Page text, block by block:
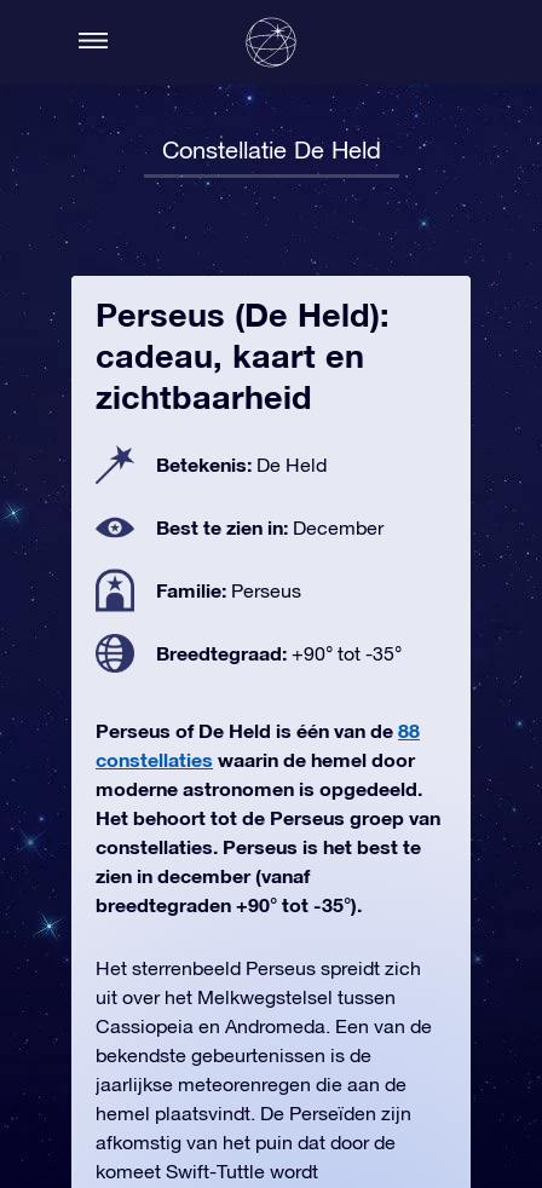
Constellatie De Held
Perseus (De Held):
cadeau, kaart en
zichtbaarheid
Betekenis: De Held
Best te zien in: December
Familie: Perseus
Breedtegraad: +90° tot -35°
Perseus of De Held is één van de 88
constellaties waarin de hemel door
moderne astronomen is opgedeeld.
Het behoort tot de Perseus groep van
constellaties. Perseus is het best te
zien in december (vanaf
breedtegraden +90° tot -35°).
Het sterrenbeeld Perseus spreidt zich
uit over het Melkwegstelsel tussen
Cassiopeia en Andromeda. Een van de
bekendste gebeurtenissen is de
jaarlijkse meteorenregen die aan de
hemel plaatsvindt. De Perseïden zijn
afkomstig van het puin dat door de
komeet Swift-Tuttle wordt